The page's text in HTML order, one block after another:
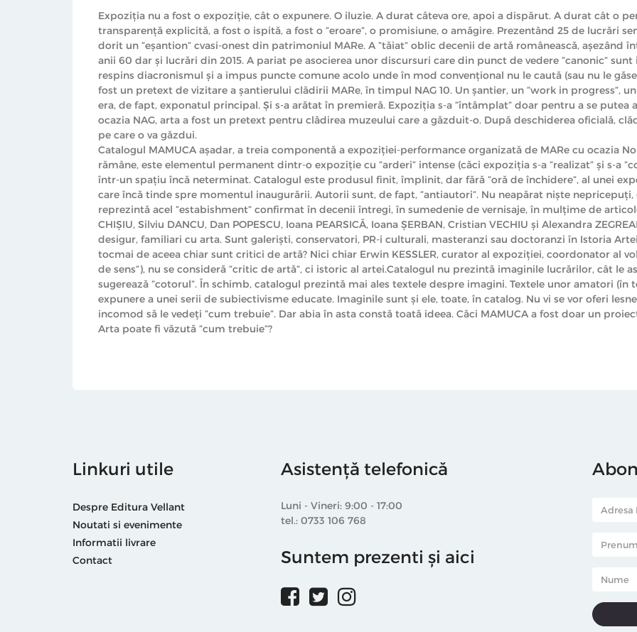
Expoziția nu a fost o expoziție, cât o expunere. O iluzie. A durat câteva ore, apoi a dispărut. A durat cât o
transparență explicită, a fost o ispită, a fost o ”eroare”, o promisiune, o amăgire. Prezentând 25 de lucrări
dorit un ”eșantion” cvasi-onest din patrimoniul MARe. A ”tăiat” oblic decenii de artă românească,
anii 60 dar și lucrări din 2015. A pariat pe asocierea unor discursuri care din punct de vedere ”canonic”
respins diacronismul și a impus puncte comune acolo unde în mod convențional nu le caută (sau nu le
fost un pretext de vizitare a șantierului clădirii MARe, în timpul NAG 10. Un șantier, un ”work in progress”,
era, de fapt, exponatul principal. Și s-a arătat în premieră. Expoziția s-a ”întâmplat” doar pentru a se
ocazia NAG, arta a fost un pretext pentru clădirea muzeului care a găzduit-o. După deschiderea oficială,
pe care o va găzdui.
Catalogul MAMUCA așadar, a treia componentă a expoziției-performance organizată de MARe cu ocazia
rămâne, este elementul permanent dintr-o expoziție cu ”arderi” intense (căci expoziția s-a ”realizat” și s-a
într-un spațiu încă neterminat. Catalogul este produsul finit, împlinit, dar fără ”oră de închidere”, al unei
care încă tinde spre momentul inaugurării. Autorii sunt, de fapt, ”antiautori”. Nu neapărat niște
reprezintă acel ”estabishment” confirmat în decenii întregi, în sumedenie de vernisaje, în mulțime de
CHIȘIU, Silviu DANCU, Dan POPESCU, Ioana PEARSICĂ, Ioana ȘERBAN, Cristian VECHIU și Alexandra
desigur, familiari cu arta. Sunt galeriști, conservatori, PR-i culturali, masteranzi sau doctoranzi în Istoria
tocmai de aceea chiar sunt critici de artă? Nici chiar Erwin KESSLER, curator al expoziției, coordonator al
de sens”), nu se consideră ”critic de artă”, ci istoric al artei.Catalogul nu prezintă imaginile lucrărilor, cât le
sugerează ”cotorul”. În schimb, catalogul prezintă mai ales textele despre imagini. Textele unor amatori
expunere a unei serii de subiectivisme educate. Imaginile sunt și ele, toate, în catalog. Nu vi se vor oferi
incomod să le vedeți ”cum trebuie”. Dar abia în asta constă toată ideea. Căci MAMUCA a fost doar un
Arta poate fi văzută ”cum trebuie”?
Linkuri utile
Despre Editura Vellant
Noutati si evenimente
Informatii livrare
Contact
Asistență telefonică
Luni - Vineri: 9:00 - 17:00
tel.: 0733 106 768
Suntem prezenti și aici